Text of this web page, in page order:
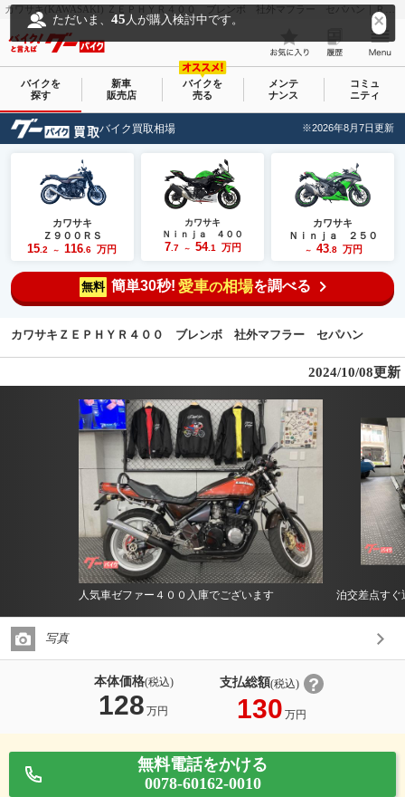
カワサキ(KAWASAKI) ＺＥＰＨＹＲ４００ ブレンボ 社外マフラー セパハン｜ＲＯＣＫＳ －ロックスー｜新車・中古バイクなら【グーバイク(GooBike)】
ただいま、45 人が購入検討中です。
バイクを
探す
新車
販売店
バイクを
売る
メンテ
ナンス
コミュ
ニティ
バイク買取相場 ※2026年8月7日更新
カワサキ
Ｚ９００ＲＳ
15 .2 ～ 116 .6 万円
カワサキ
Ｎｉｎｊａ ４００
7.7 ～ 54.1 万円
カワサキ
Ｎｉｎｊａ ２５０
～ 43.8 万円
無料 簡単30秒! 愛車の相場を調べる
カワサキＺＥＰＨＹＲ４００ ブレンボ 社外マフラー セパハン
2024/10/08更新
人気車ゼファー４００入庫でございます 泊交差点すぐ
写真
本体価格(税込)
128 万円
支払総額(税込)
130 万円
無料電話をかける
0078-60162-0010